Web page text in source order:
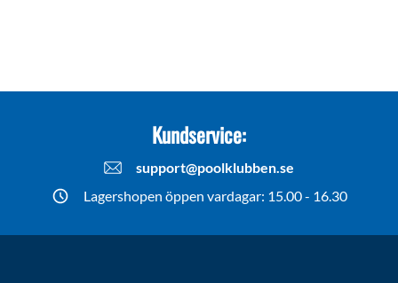
Kundservice:
support@poolklubben.se
Lagershopen öppen vardagar: 15.00 - 16.30